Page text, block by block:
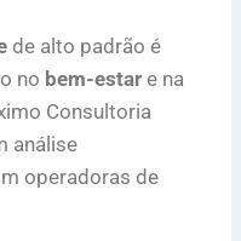
de alto padrão é
no bem-estar e na
Consultoria
análise
operadoras de